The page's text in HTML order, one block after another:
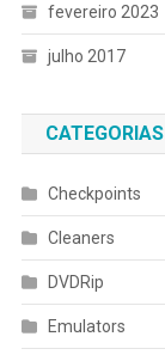
fevereiro 2023
julho 2017
CATEGORIAS
Checkpoints
Cleaners
DVDRip
Emulators